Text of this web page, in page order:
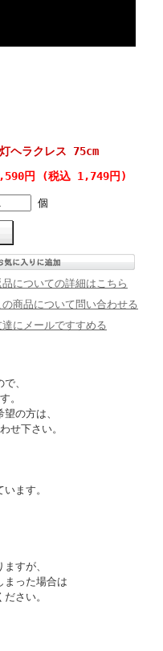
ヘラクレス 75cm
円 (税込 1,749円)
個
品についての詳細はこちら
の商品について問い合わせる
達にメールですすめる
、
。
の方は、
せ下さい。
ます。
すが、
まった場合は
さい。